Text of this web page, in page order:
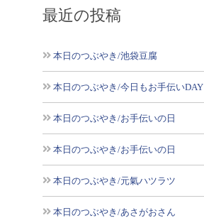
最近の投稿
本日のつぶやき/池袋豆腐
本日のつぶやき/今日もお手伝いDAY
本日のつぶやき/お手伝いの日
本日のつぶやき/お手伝いの日
本日のつぶやき/元氣ハツラツ
本日のつぶやき/あさがおさん